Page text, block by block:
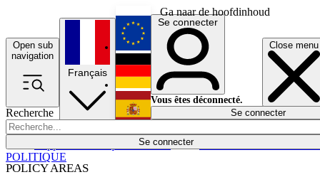
Ga naar de hoofdinhoud
Open sub
navigation
Close menu
Recherche
Se connecter
POLICY AREAS
Économie
Français
English
Deutsch
Español
Se connecter
Vous êtes déconnecté.
Se connecter
POLITIQUE